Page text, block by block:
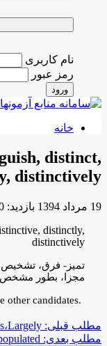
نام کاربری
رمز عبور
ورود
خانه
distinct,
distinctively
19 مرداد 1394
بازدید: 3620
distinctly,
distinctively
تمیز- فرق، تشخیص
مجزا، بطور مشخص
other candidates.
مطلب قبلی: to enlarge, large, enlargement, largeness،Largely
مطلب بعدی: population, populate, populated